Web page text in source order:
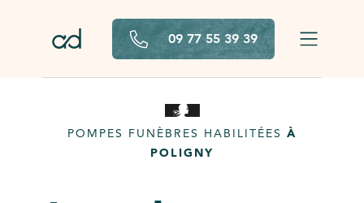
09 77 55 39 39
POMPES FUNÈBRES HABILITÉES À
POLIGNY